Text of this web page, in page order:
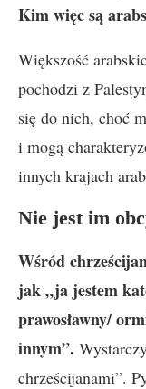
Kim więc są
Większość
pochodzi z
się do nich, choć
i mogą
innych krajach
Nie jest im
Wśród
jak „ja jestem
prawosławny/
innym”.
chrześcijanami”.